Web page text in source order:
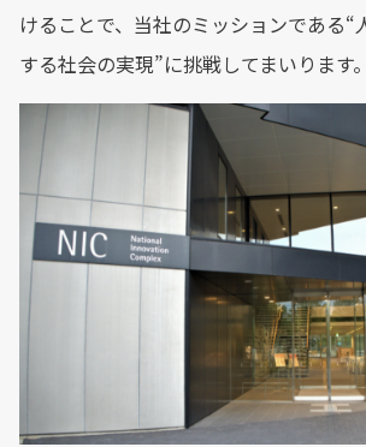
けることで、当社のミッションである“
する社会の実現”に挑戦してまいります。